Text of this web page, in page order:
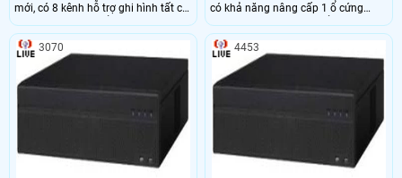
mới, có 8 kênh hỗ trợ ghi hình tất cả
các kênh 1080N, cổng ra tín hiệu
video đồng thời HDMI/VGA. Đầu ghi
HDCVI Dahua XVR1A08 thiết kế vỏ
chất liệu kim loại giúp tản nhiệt tốt,
giúp hệ thống hoạt động ổn định,
có khả năng nâng cấp 1 ổ cứng
SATA lên đến 4TB, có thể kết hợp
nhiều loại camera khác nhau.
Dahua NVR1104HS-S3-DSS là dòng
sản phẩm đầu ghi hình IP Lite giá rẻ
chuẩn nén H
3070 4453